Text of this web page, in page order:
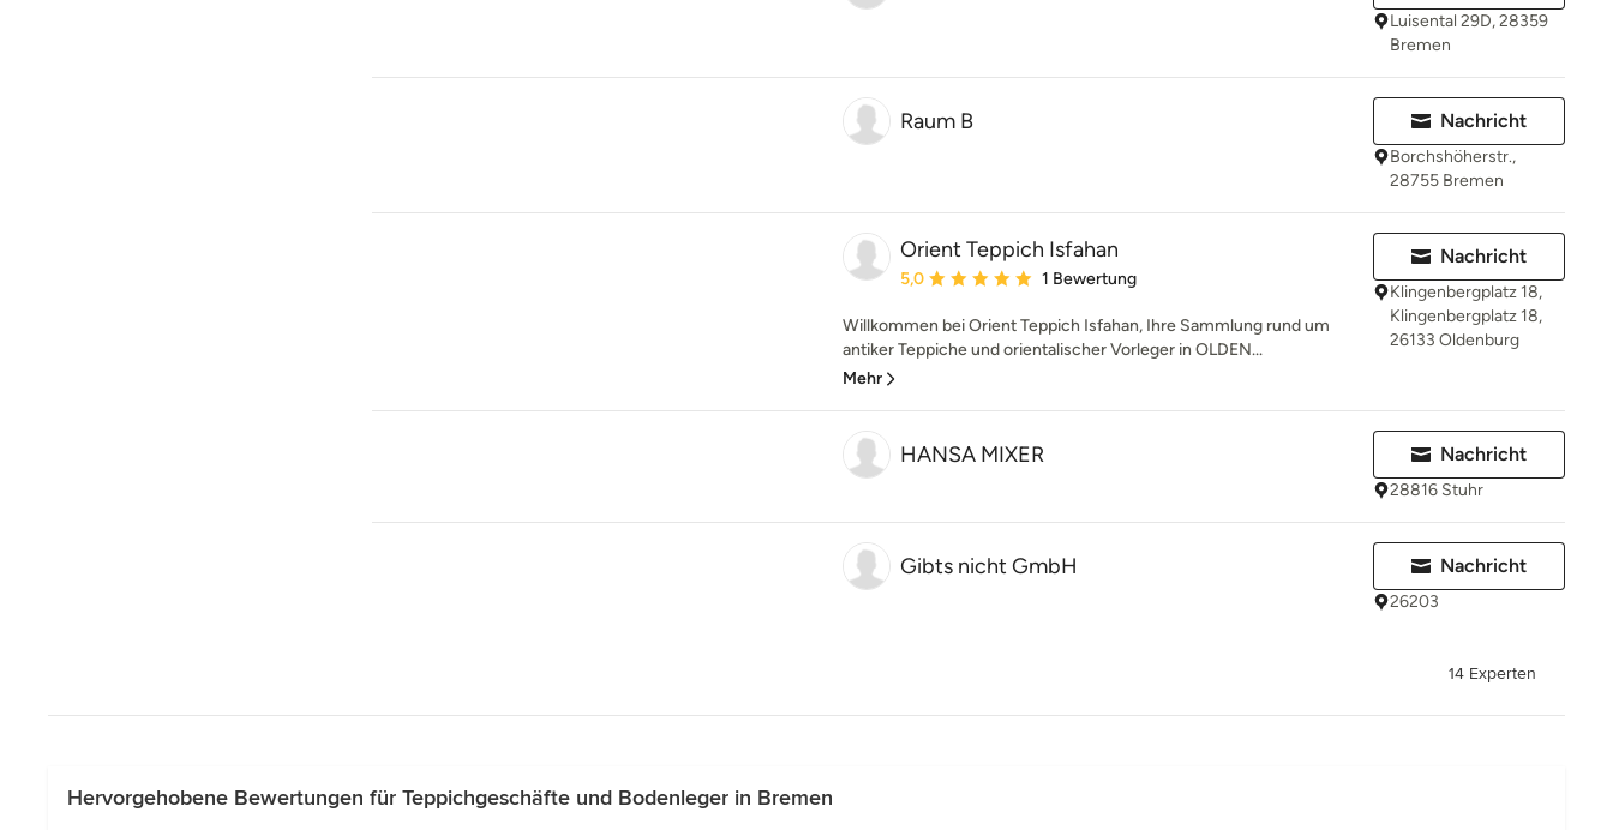
Luisental 29D, 28359
Bremen
Raum B Nachricht
Borchshöherstr.,
28755 Bremen
Orient Teppich Isfahan
Durchschnittliche Bewertung: 5 von 5 Sternen
5,0 1 Bewertung
Willkommen bei Orient Teppich Isfahan, Ihre Sammlung rund um
antiker Teppiche und orientalischer Vorleger in OLDEN...
Mehr
Nachricht
Klingenbergplatz 18,
Klingenbergplatz 18,
26133 Oldenburg
HANSA MIXER Nachricht
28816 Stuhr
Gibts nicht GmbH Nachricht
26203
14 Experten
Hervorgehobene Bewertungen für Teppichgeschäfte und Bodenleger in Bremen